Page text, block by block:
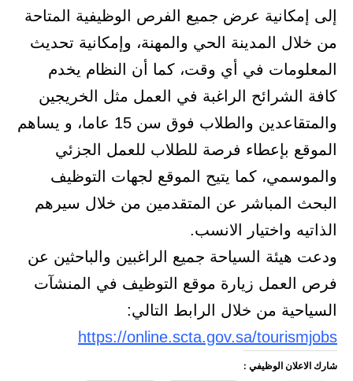
إلى إمكانية عرض جميع ‏الفرص الوظيفية المتاحة
من خلال المدينة الحي والمهنة، وإمكانية تحديث
‏المعلومات في أي وقت، كما أن النظام يخدم
كافة الشرائح الراغبة في العمل ‏مثل الخريجين
والمتقاعدين والطلاب فوق سن 15 عاما، و يساهم
الموقع ‏بإعطاء فرصة للطلاب للعمل الجزئي
والموسمي، كما يتيح الموقع لجهات ‏التوظيف
البحث المباشر عن المتقدمين من خلال سيرهم
الذاتيه واختيار ‏الانسب.‏
ودعت هيئة السياحة جميع الراغبين والباحثين عن
فرص العمل زيارة موقع ‏التوظيف في المنشآت
السياحية من خلال الرابط التالي: ‏
https://online.scta.gov.sa/tourismjobs
شارك الاعلان الوظيفي :